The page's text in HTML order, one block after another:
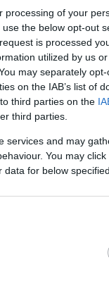
processing of your
the below opt-out
is processed
utilized by us
may separately
on the IAB’s list of
third parties on the
third parties.
services and may
You may
for below
που
είναι
αν
85,50